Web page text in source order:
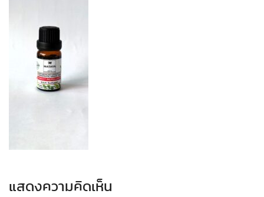
แสดงความคิดเห็น